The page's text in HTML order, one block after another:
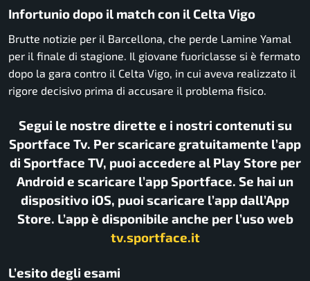
Infortunio dopo il match con il Celta Vigo
Brutte notizie per il Barcellona, che perde Lamine Yamal
per il finale di stagione. Il giovane fuoriclasse si è fermato
dopo la gara contro il Celta Vigo, in cui aveva realizzato il
rigore decisivo prima di accusare il problema fisico.
Segui le nostre dirette e i nostri contenuti su
Sportface Tv. Per scaricare gratuitamente l’app
di Sportface TV, puoi accedere al Play Store per
Android e scaricare l’app Sportface. Se hai un
dispositivo iOS, puoi scaricare l’app dall’App
Store. L’app è disponibile anche per l’uso web
tv.sportface.it
L’esito degli esami